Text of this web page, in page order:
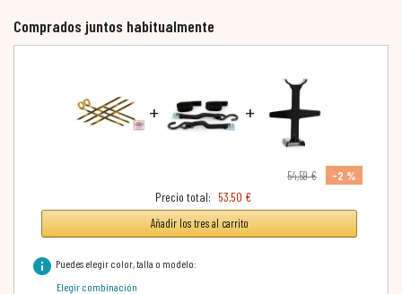
Comprados juntos habitualmente
+ +
54,59 €
-2 %
Precio total: 53,50 €
Añadir los tres al carrito
info Puedes elegir color, talla o modelo:
Elegir combinación